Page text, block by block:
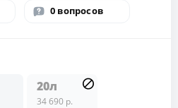
0 вопросов
20л
34 690 р.